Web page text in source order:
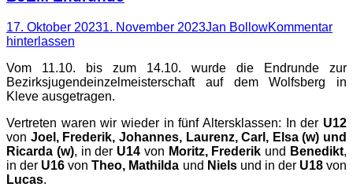
Posted
on
17. Oktober 20231. November 2023Autor
Jan BollowKommentar
hinterlassen
Vom 11.10. bis zum 14.10. wurde die Endrunde zur
Bezirksjugendeinzelmeisterschaft auf dem Wolfsberg in
Kleve ausgetragen.
Vertreten waren wir wieder in fünf Altersklassen: In der U12
von Joel, Frederik, Johannes, Laurenz, Carl, Elsa (w) und
Ricarda (w), in der U14 von Moritz, Frederik und Benedikt,
in der U16 vonTheo, Mathilda und Nielsund in der U18von
Lucas.